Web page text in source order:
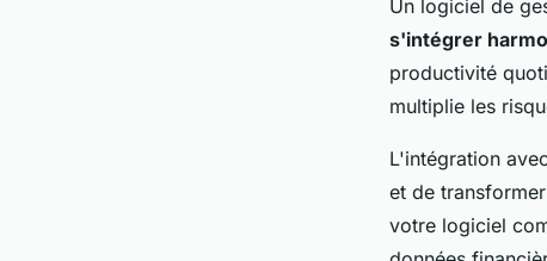
Un logiciel de
s'intégrer
productivité
multiplie les
L'intégration
et de
votre logiciel